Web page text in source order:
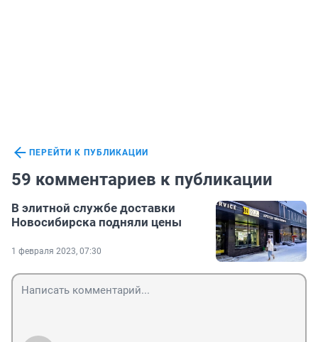
ПЕРЕЙТИ К ПУБЛИКАЦИИ
59 комментариев к публикации
В элитной службе доставки
Новосибирска подняли цены
1 февраля 2023, 07:30